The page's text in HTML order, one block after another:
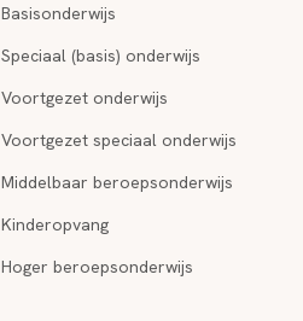
Basisonderwijs
Speciaal (basis) onderwijs
Voortgezet onderwijs
Voortgezet speciaal onderwijs
Middelbaar beroepsonderwijs
Kinderopvang
Hoger beroepsonderwijs